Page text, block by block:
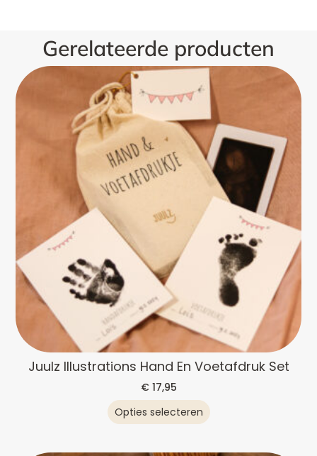
Gerelateerde producten
Juulz Illustrations Hand En Voetafdruk Set
€17,95
Opties selecteren